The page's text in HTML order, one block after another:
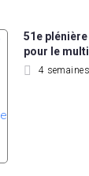
51e
pour le
4